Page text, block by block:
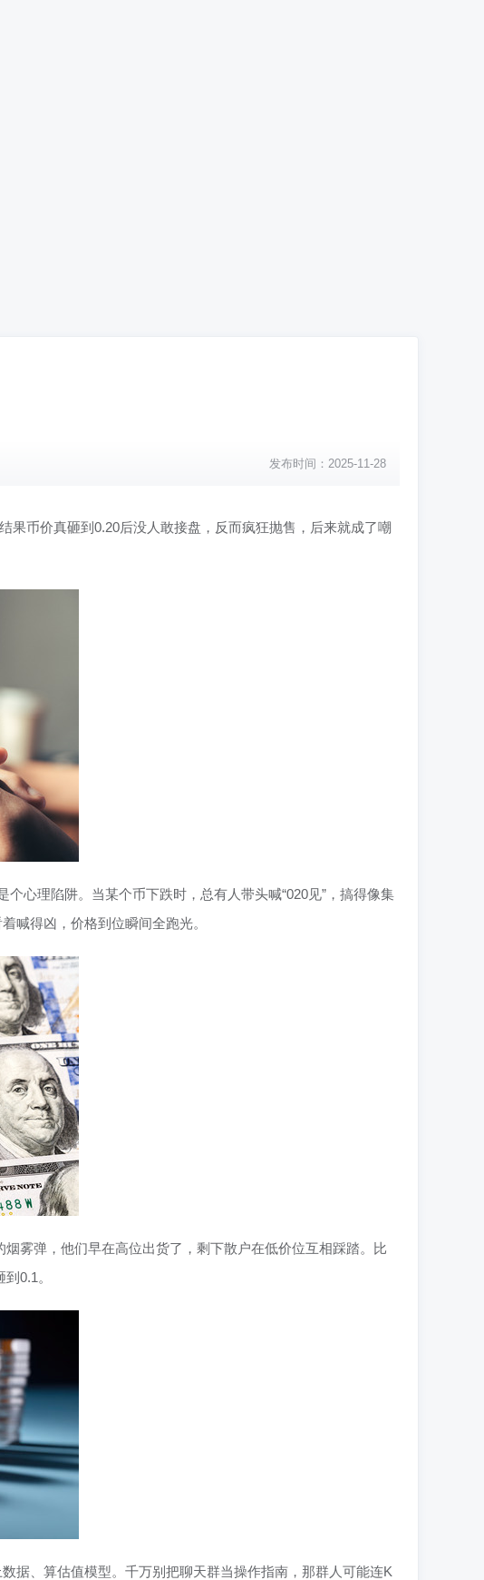
发布时间：2025-11-28
果币价真砸到0.20后没人敢接盘，反而疯狂抛售，后来就成了嘲
心理陷阱。当某个币下跌时，总有人带头喊“020见”，搞得像集
喊得凶，价格到位瞬间全跑光。
雾弹，他们早在高位出货了，剩下散户在低价位互相踩踏。比
0.1。
、算估值模型。千万别把聊天群当操作指南，那群人可能连K